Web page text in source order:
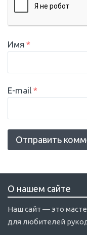
Имя *
E-mail *
О нашем сайте
Наш сайт — это
для любителей